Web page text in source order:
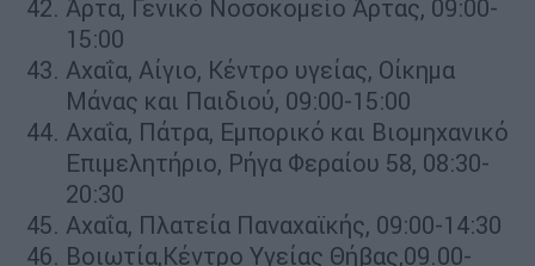
Άρτα, Γενικό Νοσοκομείο Άρτας, 09:00-
15:00
Αχαΐα, Αίγιο, Κέντρο υγείας, Οίκημα
Μάνας και Παιδιού, 09:00-15:00
Αχαΐα, Πάτρα, Εμπορικό και Βιομηχανικό
Επιμελητήριο, Ρήγα Φεραίου 58, 08:30-
20:30
Αχαΐα, Πλατεία Παναχαϊκής, 09:00-14:30
Βοιωτία,Κέντρο Υγείας Θήβας,09.00-